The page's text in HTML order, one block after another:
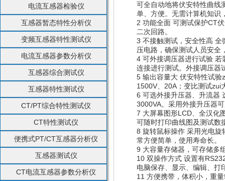
电流互感器检验仪
互感器暂态特性分析仪
变频互感器特性测试仪
电流互感器参数分析仪
互感器综合测试仪
互感器特性测试仪
CT/PT综合特性测试仪
CT特性测试仪
便携式PT/CT互感器分析仪
互感器测试仪
CT电流互感器参数分析仪
可全自动地将伏安特性曲线
单、方便。无需计算机知识
2 功能全面 可测试保护CT
二次回路。
3 不接触测试，安全性高
压电路，确保测试人员安全
4 可外接调压器进行试验
连接进行测试。外接调压器
5 输出容量大 伏安特性试
1500V、20A；变比测试zui
6 可选外接升压器、升流器
3000VA。采用外接升压器
7 大屏幕图形LCD、全汉化
可随时打印曲线图及测试数
8 旋转鼠标操作 采用光电
常方便简单，使用寿命长。
9 大容量存储器，可存储多
10 双操作方式 设置有
电脑保存、显示、编辑、打
11 方便携带，体积小，重